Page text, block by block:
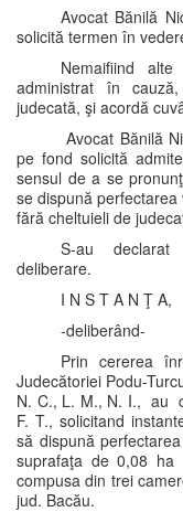
Avocat Bănilă
solicită termen în
Nemaifiind
administrat în
judecată, şi acordă
Avocat Bănilă
pe fond solicită
sensul de a se
se dispună
fără cheltuieli de
S-au declarat
deliberare.
I N S T A N Ţ A,
-deliberând-
Prin cererea
Judecătoriei Podu-
N. C., L. M., N. I., au
F. T., solicitand
să dispună
suprafaţa de 0,08
compusa din trei
jud. Bacău.